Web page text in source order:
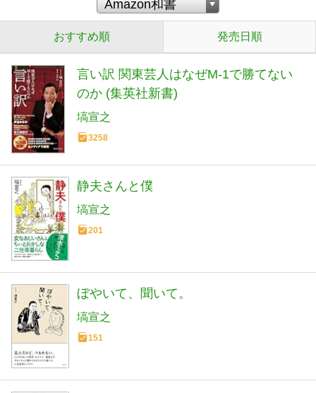
おすすめ順 発売日順
言い訳 関東芸人はなぜM-1で勝てない
のか (集英社新書)
塙宣之
3258
静夫さんと僕
塙宣之
201
ぼやいて、聞いて。
塙宣之
151